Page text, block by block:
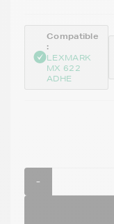
Compatible
:
LEXMARK
MX 622
ADHE
-